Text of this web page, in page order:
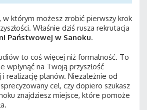
w którym możesz zrobić pierwszy krok
Właśnie dziś rusza rekrutacja
Państwowej w Sanoku.
to coś więcej niż formalność. To
wpłynąć na Twoją przyszłość
realizację planów. Niezależnie od
cel, czy dopiero szukasz
znajdziesz miejsce, które pomoże